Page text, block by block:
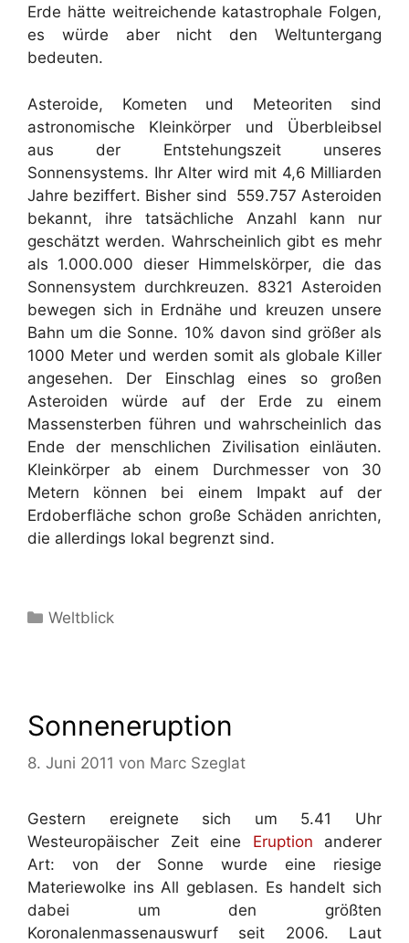
Erde hätte weitreichende katastrophale Folgen,
es würde aber nicht den Weltuntergang
bedeuten.
Asteroide, Kometen und Meteoriten sind
astronomische Kleinkörper und Überbleibsel
aus der Entstehungszeit unseres
Sonnensystems. Ihr Alter wird mit 4,6 Milliarden
Jahre beziffert. Bisher sind 559.757 Asteroiden
bekannt, ihre tatsächliche Anzahl kann nur
geschätzt werden. Wahrscheinlich gibt es mehr
als 1.000.000 dieser Himmelskörper, die das
Sonnensystem durchkreuzen. 8321 Asteroiden
bewegen sich in Erdnähe und kreuzen unsere
Bahn um die Sonne. 10% davon sind größer als
1000 Meter und werden somit als globale Killer
angesehen. Der Einschlag eines so großen
Asteroiden würde auf der Erde zu einem
Massensterben führen und wahrscheinlich das
Ende der menschlichen Zivilisation einläuten.
Kleinkörper ab einem Durchmesser von 30
Metern können bei einem Impakt auf der
Erdoberfläche schon große Schäden anrichten,
die allerdings lokal begrenzt sind.
Kategorien
Weltblick
Sonneneruption
8. Juni 2011 von Marc Szeglat
Gestern ereignete sich um 5.41 Uhr
Westeuropäischer Zeit eine Eruption anderer
Art: von der Sonne wurde eine riesige
Materiewolke ins All geblasen. Es handelt sich
dabei um den größten
Koronalenmassenauswurf seit 2006. Laut